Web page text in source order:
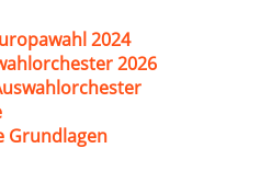
2024
2026
Grundlagen